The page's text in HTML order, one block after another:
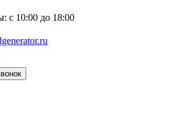
с 10:00 до 18:00